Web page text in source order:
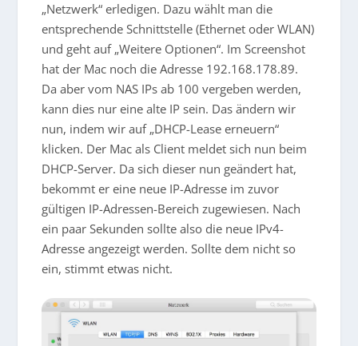
„Netzwerk“ erledigen. Dazu wählt man die
entsprechende Schnittstelle (Ethernet oder WLAN)
und geht auf „Weitere Optionen“. Im Screenshot
hat der Mac noch die Adresse 192.168.178.89.
Da aber vom NAS IPs ab 100 vergeben werden,
kann dies nur eine alte IP sein. Das ändern wir
nun, indem wir auf „DHCP-Lease erneuern“
klicken. Der Mac als Client meldet sich nun beim
DHCP-Server. Da sich dieser nun geändert hat,
bekommt er eine neue IP-Adresse im zuvor
gültigen IP-Adressen-Bereich zugewiesen. Nach
ein paar Sekunden sollte also die neue IPv4-
Adresse angezeigt werden. Sollte dem nicht so
ein, stimmt etwas nicht.